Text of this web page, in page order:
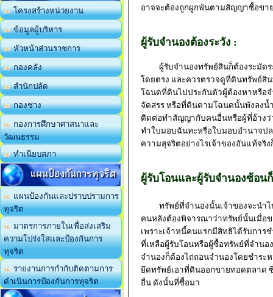
โครงสร้างหน่วยงาน
ข้อมูลผู้บริหาร
หัวหน้าส่วนราชการ
กองคลัง
สำนักปลัด
กองช่าง
กองการศึกษาศาสนาและ
วัฒนธรรม
ทำเนียบสภา
แผนป้องกันการทุจริต
แผนป้องกันและปราบปรามการ
ทุจริต
มาตรการภายในเพื่อส่งเสริม
ความโปร่งใสและป้องกันการ
ทุจริต
รายงานการกำกับติดตามการ
ดำเนินการป้องกันการทุจริต
อาจจะต้องถูกผูกพันตามสัญญาซื้อขา
ผู้รับจำนองต้องระวัง :
ผู้รับจำนองทรัพย์สินก็ต้องระมัดระ
โดยตรง และควรตรวจดูที่ดินทรัพย์สิ
โฉนดที่ดินไปประกันตัวผู้ต้องหาหรือ
จัดสรร หรือที่ดินตามโฉนดนั้นพังลงน้
ติดต่อทำสัญญากับคนอื่นหรือผู้ที่อ้างว่
ทำใบมอบฉันทะหรือใบมอบอำนาจป
ความสุจริตอย่างไรเจ้าของอันแท้จ
ผู้รับโอนและผู้รับจำนองซ้อน
ทรัพย์ที่จำนองนั้นเจ้าของจะนำไป
คนหลังต้องพิจารณาว่าทรัพย์นั้นเมื่อ
เพราะเจ้าหนี้คนแรกมีสิทธิได้รับการ
ที่เหลือผู้รับโอนหรือผู้ซื้อทรัพย์ที่จำนอ
จำนองก็ต้องไถ่ถอนจำนองโดยชำร
ยึดทรัพย์เอาที่ดินออกขายทอดตลาด
อื่น ดังนั้นที่ซื้อมา